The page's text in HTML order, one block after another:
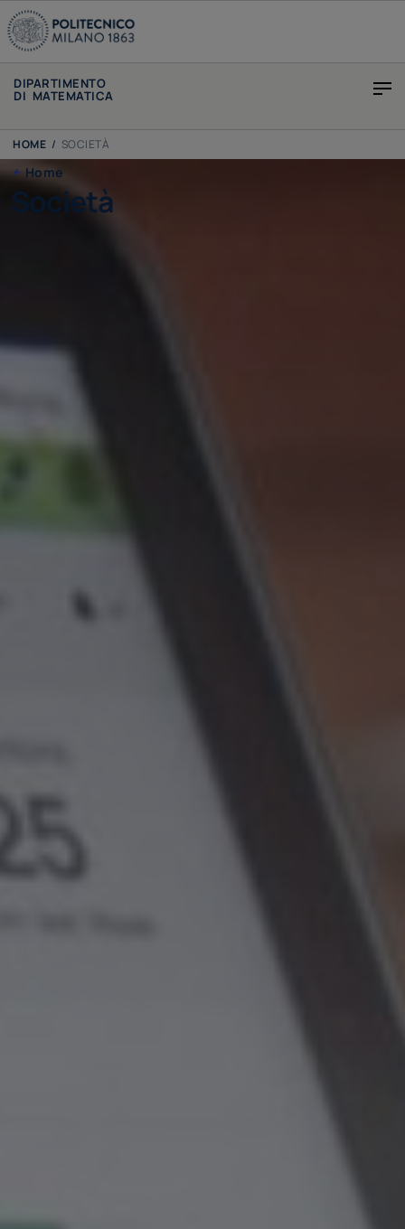
DIPARTIMENTO
DI MATEMATICA
HOME / SOCIETÀ
Home
Società